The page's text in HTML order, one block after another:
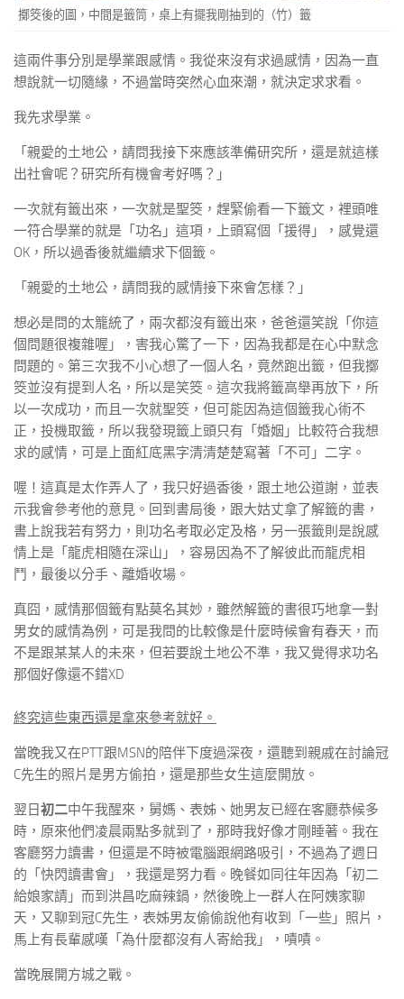
擲筊後的圖，中間是籤筒，桌上有擺我剛抽到的（竹）籤
這兩件事分別是學業跟感情。我從來沒有求過感情，因為一直
想說就一切隨緣，不過當時突然心血來潮，就決定求求看。
我先求學業。
「親愛的土地公，請問我接下來應該準備研究所，還是就這樣
出社會呢？研究所有機會考好嗎？」
一次就有籤出來，一次就是聖筊，趕緊偷看一下籤文，裡頭唯
一符合學業的就是「功名」這項，上頭寫個「援得」，感覺還
OK，所以過香後就繼續求下個籤。
「親愛的土地公，請問我的感情接下來會怎樣？」
想必是問的太籠統了，兩次都沒有籤出來，爸爸還笑說「你這
個問題很複雜喔」，害我心驚了一下，因為我都是在心中默念
問題的。第三次我不小心想了一個人名，竟然跑出籤，但我擲
筊並沒有提到人名，所以是笑筊。這次我將籤高舉再放下，所
以一次成功，而且一次就聖筊，但可能因為這個籤我心術不
正，投機取籤，所以我發現籤上頭只有「婚姻」比較符合我想
求的感情，可是上面紅底黑字清清楚楚寫著「不可」二字。
喔！這真是太作弄人了，我只好過香後，跟土地公道謝，並表
示我會參考他的意見。回到書局後，跟大姑丈拿了解籤的書，
書上說我若有努力，則功名考取必定及格，另一張籤則是說感
情上是「龍虎相隨在深山」，容易因為不了解彼此而龍虎相
鬥，最後以分手、離婚收場。
真囧，感情那個籤有點莫名其妙，雖然解籤的書很巧地拿一對
男女的感情為例，可是我問的比較像是什麼時候會有春天，而
不是跟某某人的未來，但若要說土地公不準，我又覺得求功名
那個好像還不錯XD
終究這些東西還是拿來參考就好。
當晚我又在PTT跟MSN的陪伴下度過深夜，還聽到親戚在討論冠
C先生的照片是男方偷拍，還是那些女生這麼開放。
翌日初二中午我醒來，舅媽、表姊、她男友已經在客廳恭候多
時，原來他們凌晨兩點多就到了，那時我好像才剛睡著。我在
客廳努力讀書，但還是不時被電腦跟網路吸引，不過為了週日
的「快閃讀書會」，我還是努力看。晚餐如同往年因為「初二
給娘家請」而到洪昌吃麻辣鍋，然後晚上一群人在阿姨家聊
天，又聊到冠C先生，表姊男友偷偷說他有收到「一些」照片，
馬上有長輩感嘆「為什麼都沒有人寄給我」，嘖嘖。
當晚展開方城之戰。